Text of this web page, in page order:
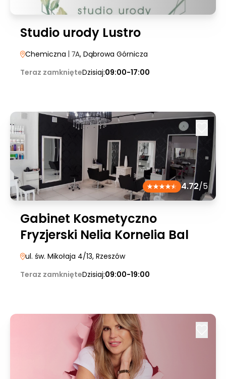
Studio urody Lustro
Chemiczna | 7A, Dąbrowa Górnicza
Teraz zamknięteDzisiaj:09:00-17:00
4.72/5
Gabinet Kosmetyczno
Fryzjerski Nelia Kornelia Bal
ul. św. Mikołaja 4/13, Rzeszów
Teraz zamknięteDzisiaj:09:00-19:00